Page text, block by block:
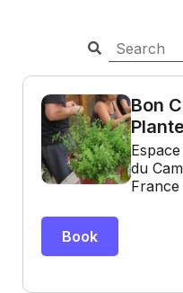
Bon
du
France
Book